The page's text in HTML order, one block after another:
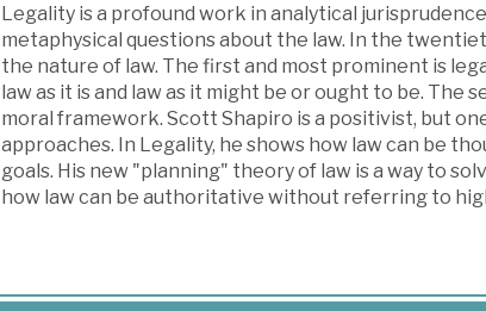
Legality is a profound work in analytical
metaphysical questions about the law. In the
the nature of law. The first and most prominent is
law as it is and law as it might be or ought to be. The
moral framework. Scott Shapiro is a positivist, but
approaches. In Legality, he shows how law can be
goals. His new "planning" theory of law is a way to
how law can be authoritative without referring to